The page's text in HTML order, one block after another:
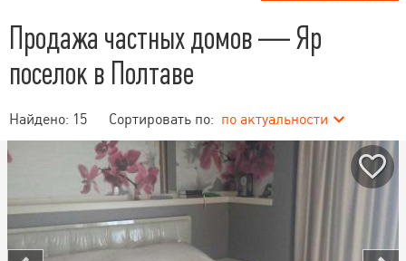
Продажа частных домов — Яр
поселок в Полтаве
Найдено: 15 Сортировать по: по актуальности